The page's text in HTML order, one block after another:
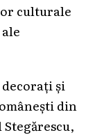
culturale
și
din